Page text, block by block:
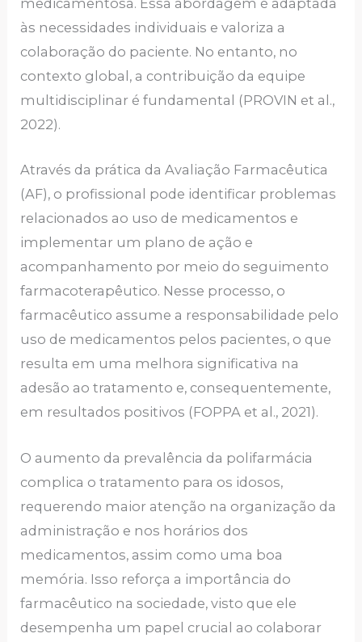
medicamentosa. Essa abordagem é adaptada
às necessidades individuais e valoriza a
colaboração do paciente. No entanto, no
contexto global, a contribuição da equipe
multidisciplinar é fundamental (PROVIN et al.,
2022).
Através da prática da Avaliação Farmacêutica
(AF), o profissional pode identificar problemas
relacionados ao uso de medicamentos e
implementar um plano de ação e
acompanhamento por meio do seguimento
farmacoterapêutico. Nesse processo, o
farmacêutico assume a responsabilidade pelo
uso de medicamentos pelos pacientes, o que
resulta em uma melhora significativa na
adesão ao tratamento e, consequentemente,
em resultados positivos (FOPPA et al., 2021).
O aumento da prevalência da polifarmácia
complica o tratamento para os idosos,
requerendo maior atenção na organização da
administração e nos horários dos
medicamentos, assim como uma boa
memória. Isso reforça a importância do
farmacêutico na sociedade, visto que ele
desempenha um papel crucial ao colaborar